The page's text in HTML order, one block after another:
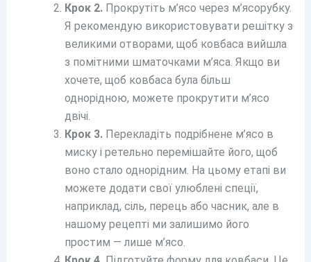
Крок 2.Прокрутіть м’ясо через м’ясорубку.
Я рекомендую використовувати решітку з
великими отворами, щоб ковбаса вийшла
з помітними шматочками м’яса. Якщо ви
хочете, щоб ковбаса була більш
однорідною, можете прокрутити м’ясо
двічі.
Крок 3.Перекладіть подрібнене м’ясо в
миску і ретельно перемішайте його, щоб
воно стало однорідним. На цьому етапі ви
можете додати свої улюблені спеції,
наприклад, сіль, перець або часник, але в
нашому рецепті ми залишимо його
простим — лише м’ясо.